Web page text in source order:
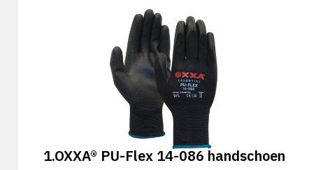
1.OXXA® PU-Flex 14-086 handschoen